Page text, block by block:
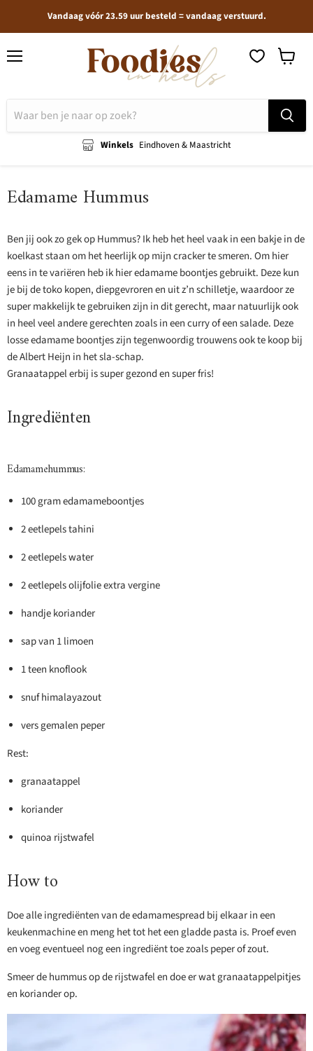
Vandaag vóór 23.59 uur besteld = vandaag verstuurd.
Winkels Eindhoven & Maastricht
Edamame Hummus
Ben jij ook zo gek op Hummus? Ik heb het heel vaak in een bakje in de
koelkast staan om het heerlijk op mijn cracker te smeren. Om hier
eens in te variëren heb ik hier edamame boontjes gebruikt. Deze kun
je bij de toko kopen, diepgevroren en uit z’n schilletje, waardoor ze
super makkelijk te gebruiken zijn in dit gerecht, maar natuurlijk ook
in heel veel andere gerechten zoals in een curry of een salade. Deze
losse edamame boontjes zijn tegenwoordig trouwens ook te koop bij
de Albert Heijn in het sla-schap.
Granaatappel erbij is super gezond en super fris!
Ingrediënten
Edamamehummus:
100 gram edamameboontjes
2 eetlepels tahini
2 eetlepels water
2 eetlepels olijfolie extra vergine
handje koriander
sap van 1 limoen
1 teen knoflook
snuf himalayazout
vers gemalen peper
Rest:
granaatappel
koriander
quinoa rijstwafel
How to
Doe alle ingrediënten van de edamamespread bij elkaar in een
keukenmachine en meng het tot het een gladde pasta is. Proef even
en voeg eventueel nog een ingrediënt toe zoals peper of zout.
Smeer de hummus op de rijstwafel en doe er wat granaatappelpitjes
en koriander op.